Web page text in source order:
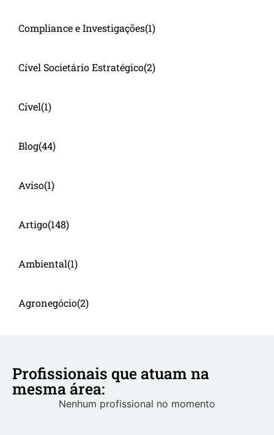
Compliance e Investigações(1)
Cível Societário Estratégico(2)
Cível(1)
Blog(44)
Aviso(1)
Artigo(148)
Ambiental(1)
Agronegócio(2)
Profissionais que atuam na
mesma área:
Nenhum profissional no momento